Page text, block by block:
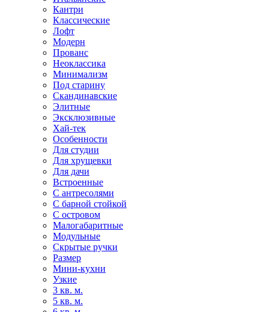
Кантри
Классические
Лофт
Модерн
Прованс
Неоклассика
Минимализм
Под старину
Скандинавские
Элитные
Эксклюзивные
Хай-тек
Особенности
Для студии
Для хрущевки
Для дачи
Встроенные
С антресолями
С барной стойкой
С островом
Малогабаритные
Модульные
Скрытые ручки
Размер
Мини-кухни
Узкие
3 кв. м.
5 кв. м.